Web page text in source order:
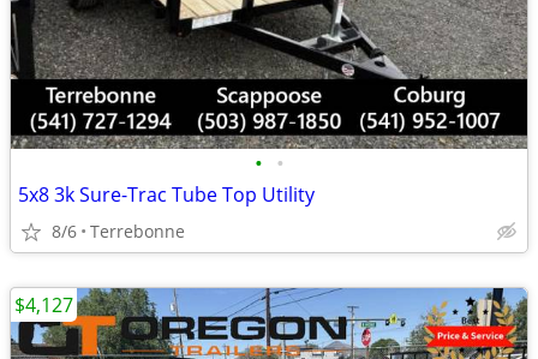
• •
5x8 3k Sure-Trac Tube Top Utility
8/6 Terrebonne
$4,127